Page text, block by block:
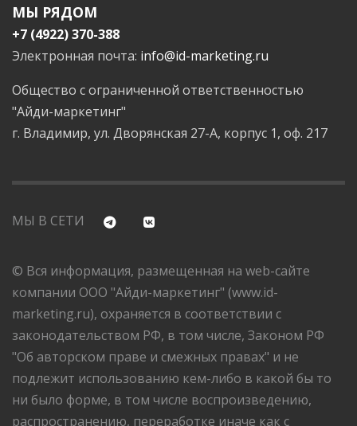
МЫ РЯДОМ
+7 (4922) 370-388
Электронная почта: info@id-marketing.ru
Общество с ограниченной ответственностью
"Айди-маркетинг"
г. Владимир, ул. Дворянская 27-А, корпус 1, оф. 217
МЫ В СЕТИ
© Вся информация, размещенная на web-сайте
компании ООО "Айди-маркетинг" (www.id-
marketing.ru), охраняется в соответствии с
законодательством РФ, в том числе, Законом РФ
"Об авторском праве и смежных правах" и не
подлежит использованию кем-либо в какой бы то
ни было форме, в том числе воспроизведению,
распространению, переработке иначе как с